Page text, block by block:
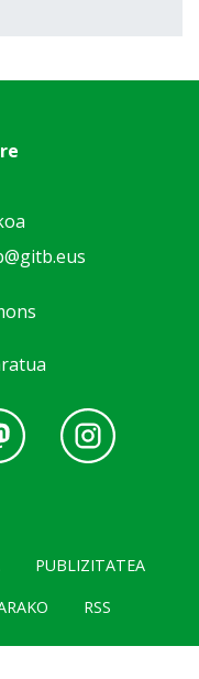
PUBLIZITATEA
RSS